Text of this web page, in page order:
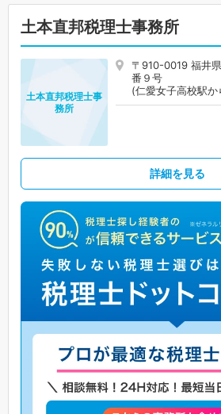
土本直邦税理士事務所
〒910-0019 福井
番９号
(仁愛女子高校駅
土本直邦税理士事
務所
詳細を見る